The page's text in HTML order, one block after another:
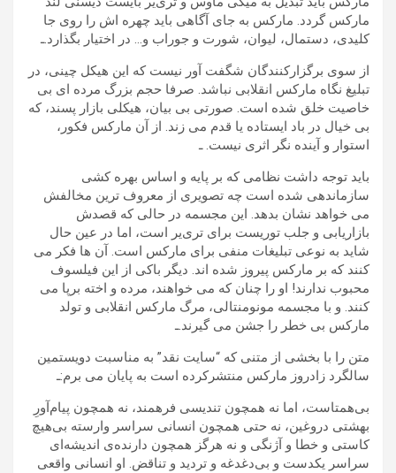
مارکس گردد. مارکس به جای آگاهی باید چهره اش را روی جا
کلیدی، دستمال، لیوان، شورت و جوراب و… در اختیار بگذارد.ـ
از سوی برگزارکنندگان شگفت آور نیست که این هیکل چینی، در
تبلیغ نگاه مارکس انقلابی نباشد. صرفا حجم بزرگ مرده ای بی
خاصیت خلق شده است. صورتی بی بیان، هیکلی بازار پسند، که
بی خیال در باد ایستاده یا قدم می زند. از آن مارکس فکور،
استوار و آینده ‌نگر اثری نیست. ـ
باید توجه داشت نظامی که بر پایه و اساس بهره ‌کشی
سازماندهی شده است چه تصویری از معروف ترین مخالفش
می خواهد نشان بدهد. این مجسمه ‌در حالی که قصدش
بازاریابی و جلب توریست برای تری‌یر است، اما در عین حال
شاید به نوعی تبلیغات منفی برای مارکس است. آن ها فکر می
کنند که بر مارکس پیروز شده اند. دیگر باکی از این فیلسوف
محبوب ندارند! او را چنان که می خواهند، مرده و اخته برپا می
کنند. و با مجسمه مونومنتالی، مرگ مارکس انقلابی و تولد
مارکس بی خطر را جشن می گیرند.ـ
متن را با بخشی از متنی که “سایت نقد” به مناسبت دویستمین
سالگرد زادروز مارکس منتشرکرده است به پایان می برم:ـ
بی‌همتاست، اما نه همچون تندیسی فرهمند، نه همچون پیام‌آورِ
بهشتی دروغین، نه حتی همچون انسانی سراسر وارسته بی‌هیچ
کاستی و خطا و آژنگی و نه هرگز همچون دارنده‌ی اندیشه‌ای
سراسر یکدست و بی‌دغدغه و تردید و تناقض. او انسانی واقعی